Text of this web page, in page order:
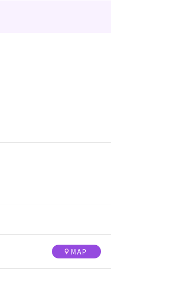
MAP